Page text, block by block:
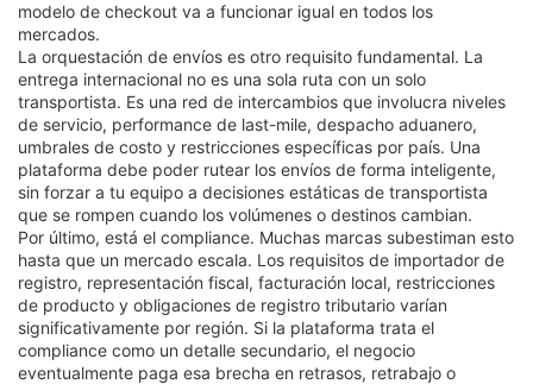
modelo de checkout va a funcionar igual en todos los
mercados.
La orquestación de envíos es otro requisito fundamental. La
entrega internacional no es una sola ruta con un solo
transportista. Es una red de intercambios que involucra niveles
de servicio, performance de last-mile, despacho aduanero,
umbrales de costo y restricciones específicas por país. Una
plataforma debe poder rutear los envíos de forma inteligente,
sin forzar a tu equipo a decisiones estáticas de transportista
que se rompen cuando los volúmenes o destinos cambian.
Por último, está el compliance. Muchas marcas subestiman esto
hasta que un mercado escala. Los requisitos de importador de
registro, representación fiscal, facturación local, restricciones
de producto y obligaciones de registro tributario varían
significativamente por región. Si la plataforma trata el
compliance como un detalle secundario, el negocio
eventualmente paga esa brecha en retrasos, retrabajo o